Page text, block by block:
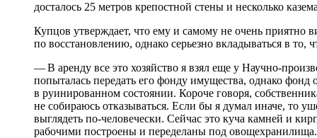
досталось 25 метров крепостной стены и несколько
Купцов утверждает, что ему и самому не очень приятно
по восстановлению, однако серьезно вкладываться в то,
— В аренду все это хозяйство я взял еще у Научно-
попыталась передать его фонду имущества, однако фонд
в руинированном состоянии. Короче говоря,
не собираюсь отказываться. Если бы я думал иначе, то
выглядеть по-человечески. Сейчас это куча камней и
рабочими построены и переделаны под овощехранилища.